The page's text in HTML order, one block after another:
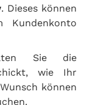
. Dieses können
Sie die
wie Ihr
können